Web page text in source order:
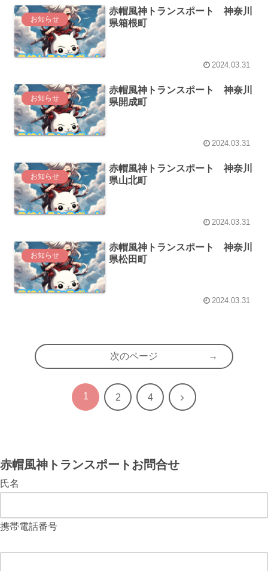
お知らせ
赤帽風神トランスポート 神奈川
県箱根町
2024.03.31
お知らせ
赤帽風神トランスポート 神奈川
県開成町
2024.03.31
お知らせ
赤帽風神トランスポート 神奈川
県山北町
2024.03.31
お知らせ
赤帽風神トランスポート 神奈川
県松田町
2024.03.31
次のページ
1 2 4 次
赤帽風神トランスポートお問合せ
氏名
携帯電話番号